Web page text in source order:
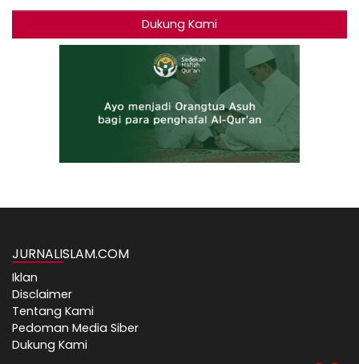
Dukung Kami
JURNALISLAM.COM
Iklan
Disclaimer
Tentang Kami
Pedoman Media Siber
Dukung Kami